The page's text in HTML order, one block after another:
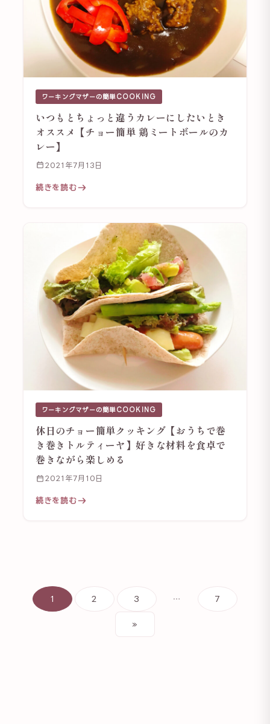
ワーキングマザーの簡単COOKING
いつもとちょっと違うカレーにしたいとき
オススメ【チョー簡単 鶏ミートボールのカ
レー】
2021年7月13日
続きを読む
ワーキングマザーの簡単COOKING
休日のチョー簡単クッキング【おうちで巻
き巻きトルティーヤ】好きな材料を食卓で
巻きながら楽しめる
2021年7月10日
続きを読む
1 2 3 … 7
»